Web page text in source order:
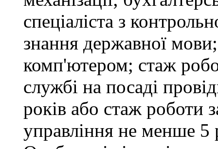
спеціаліста з
знання державної
комп'ютером; стаж
службі на посаді
років або стаж роботи
управління не менше 5